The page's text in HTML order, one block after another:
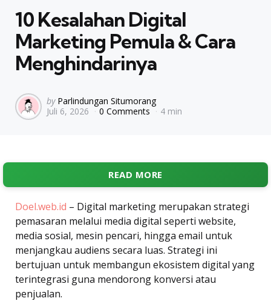
10 Kesalahan Digital
Marketing Pemula & Cara
Menghindarinya
Posted
by
by Parlindungan Situmorang
Juli 6, 2026
0 Comments 4 min
READ MORE
Doel.web.id – Digital marketing merupakan strategi
pemasaran melalui media digital seperti website,
media sosial, mesin pencari, hingga email untuk
menjangkau audiens secara luas. Strategi ini
bertujuan untuk membangun ekosistem digital yang
terintegrasi guna mendorong konversi atau
penjualan.